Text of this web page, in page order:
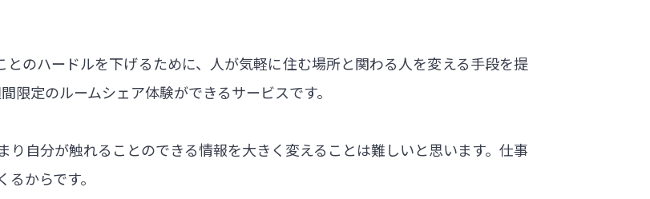
のハードルを下げるために、人が気軽に住む場所と関わる人を変える手段を提
限定のルームシェア体験ができるサービスです。
自分が触れることのできる情報を大きく変えることは難しいと思います。仕事
からです。